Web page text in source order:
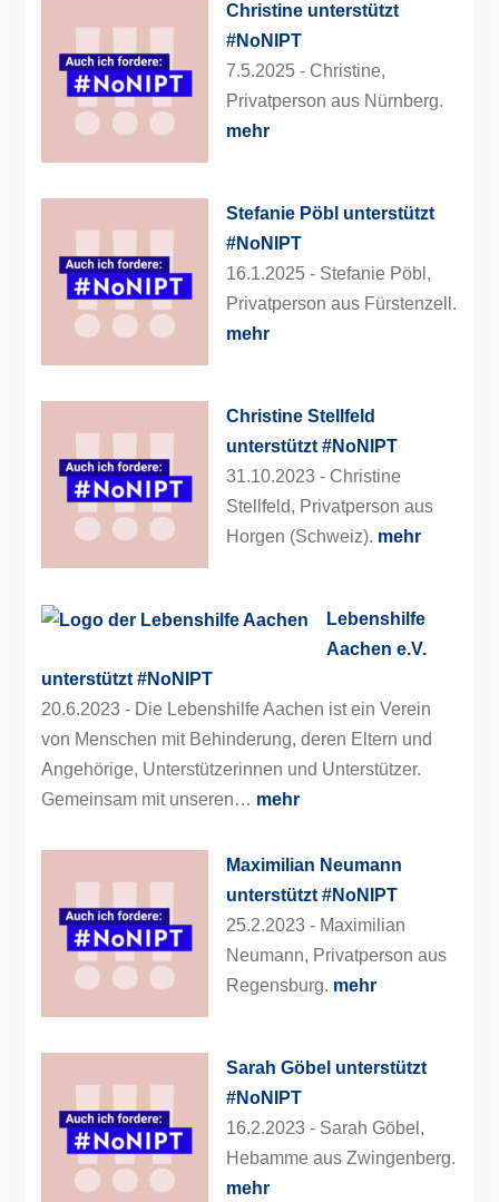
Christine unterstützt
#NoNIPT
7.5.2025 - Christine,
Privatperson aus Nürnberg.
mehr
Stefanie Pöbl unterstützt
#NoNIPT
16.1.2025 - Stefanie Pöbl,
Privatperson aus Fürstenzell.
mehr
Christine Stellfeld
unterstützt #NoNIPT
31.10.2023 - Christine
Stellfeld, Privatperson aus
Horgen (Schweiz). mehr
Lebenshilfe
Aachen e.V.
unterstützt #NoNIPT
20.6.2023 - Die Lebenshilfe Aachen ist ein Verein
von Menschen mit Behinderung, deren Eltern und
Angehörige, Unterstützerinnen und Unterstützer.
Gemeinsam mit unseren… mehr
Maximilian Neumann
unterstützt #NoNIPT
25.2.2023 - Maximilian
Neumann, Privatperson aus
Regensburg. mehr
Sarah Göbel unterstützt
#NoNIPT
16.2.2023 - Sarah Göbel,
Hebamme aus Zwingenberg.
mehr